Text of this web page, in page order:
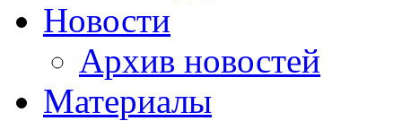
Новости
Архив новостей
Материалы